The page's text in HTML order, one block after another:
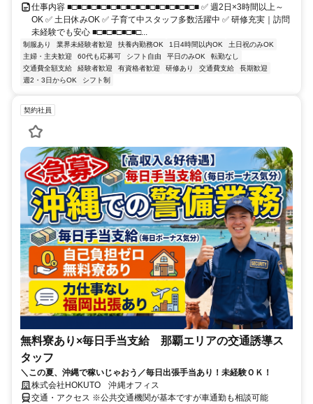
仕事内容 ■□■□■□■□■□■□■□■□■□■□■□■□■□■ ✅ 週2日×3時間以上～
OK ✅ 土日休みOK ✅ 子育て中スタッフ多数活躍中 ✅ 研修充実｜訪問
未経験でも安心 ■□■□■□■□■□...
制服あり 業界未経験者歓迎 扶養内勤務OK 1日4時間以内OK
土日祝のみOK
主婦・主夫歓迎
60代も応募可 シフト自由 平日のみOK
転勤なし
交通費全額支給
経験者歓迎 有資格者歓迎 研修あり 交通費支給
長期歓迎
週2・3日からOK
シフト制
契約社員
無料寮あり×毎日手当支給 那覇エリアの交通誘導ス
タッフ
＼この夏、沖縄で稼いじゃおう／毎日出張手当あり！未経験ＯＫ！
株式会社HOKUTO 沖縄オフィス
交通・アクセス ※公共交通機関が基本ですが車通勤も相談可能